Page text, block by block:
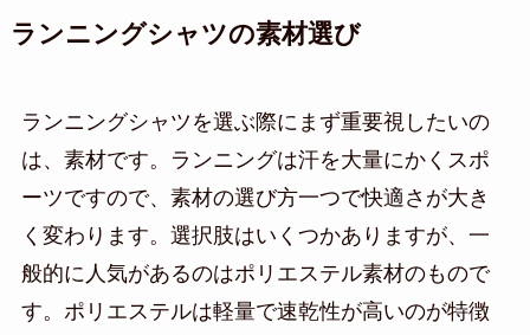
ランニングシャツの素材選び
ランニングシャツを選ぶ際にまず重要視したいの
は、素材です。ランニングは汗を大量にかくスポ
ーツですので、素材の選び方一つで快適さが大き
く変わります。選択肢はいくつかありますが、一
般的に人気があるのはポリエステル素材のもので
す。ポリエステルは軽量で速乾性が高いのが特徴